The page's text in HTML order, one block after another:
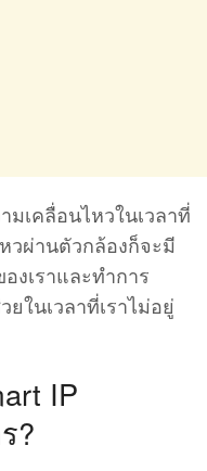
เคลื่อนไหวในเวลาที่
วผ่านตัวกล้องก็จะมี
งเราและทำการ
ในเวลาที่เราไม่อยู่
IP
?